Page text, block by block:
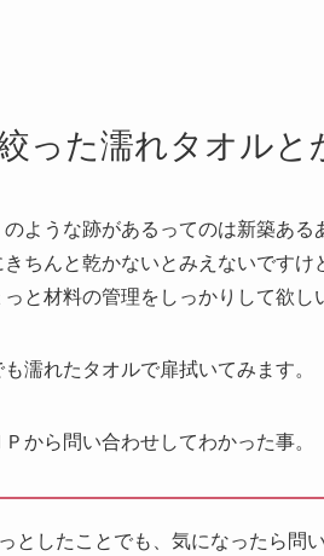
った濡れタオル
のような跡があるってのは新築ある
ちんと乾かないとみえないですけ
っと材料の管理をしっかりして欲
濡れたタオルで扉拭いてみます。
から問い合わせしてわかった事。
としたことでも、気になったら問